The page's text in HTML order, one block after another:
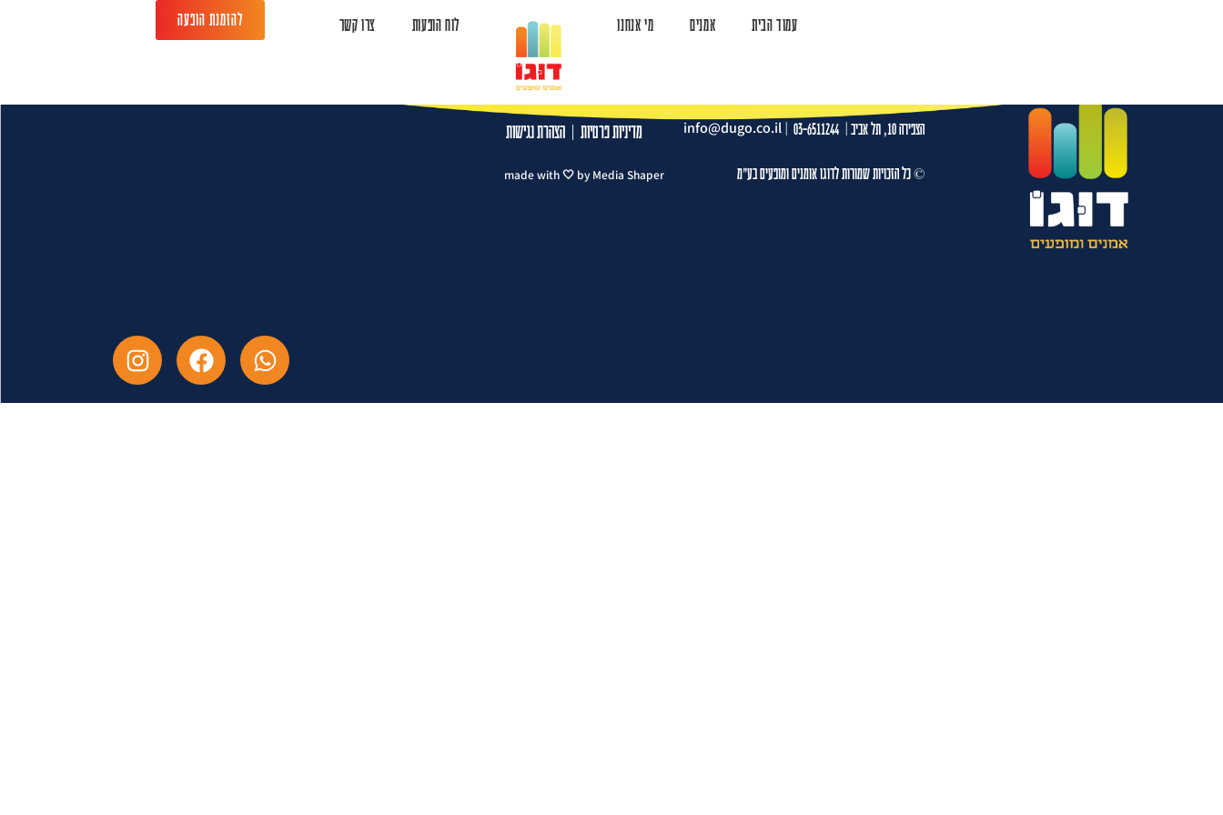
עמוד הבית אמנים מי אנחנו לוח הופעות צרו קשר להזמנת הופעה
לוח הופעות
הצפירה 10, תל אביב |
03-6511244
|
info@dugo.co.il מדיניות פרטיות| הצהרת נגישות
© כל הזכויות שמורות לדוגו אומנים ומופעים בע"מ made with 🤍 by Media Shaper